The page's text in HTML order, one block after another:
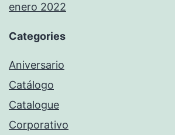
enero 2022
Categories
Aniversario
Catálogo
Catalogue
Corporativo